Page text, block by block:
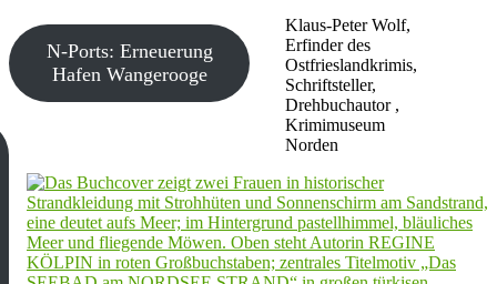
Klaus-Peter Wolf,
Erfinder des
Ostfrieslandkrimis,
Schriftsteller,
Drehbuchautor ,
Krimimuseum
Norden
N-Ports: Erneuerung
Hafen Wangerooge